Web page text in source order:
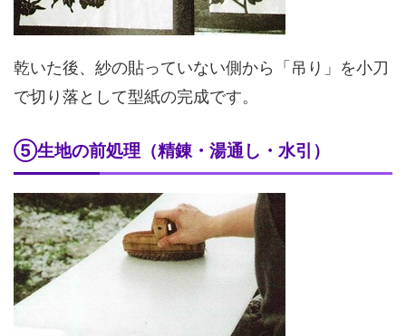
乾いた後、紗の貼っていない側から「吊り」を小刀
で切り落として型紙の完成です。
⑤生地の前処理（精錬・湯通し・水引）